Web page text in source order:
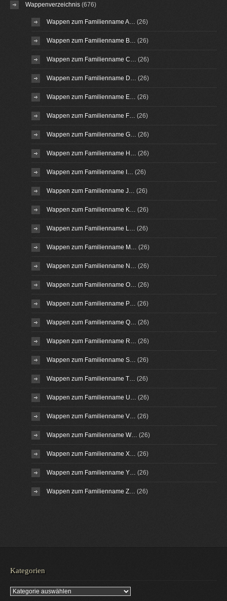
Wappenverzeichnis (676)
Wappen zum Familienname A… (26)
Wappen zum Familienname B… (26)
Wappen zum Familienname C… (26)
Wappen zum Familienname D… (26)
Wappen zum Familienname E… (26)
Wappen zum Familienname F… (26)
Wappen zum Familienname G… (26)
Wappen zum Familienname H… (26)
Wappen zum Familienname I… (26)
Wappen zum Familienname J… (26)
Wappen zum Familienname K… (26)
Wappen zum Familienname L… (26)
Wappen zum Familienname M… (26)
Wappen zum Familienname N… (26)
Wappen zum Familienname O… (26)
Wappen zum Familienname P… (26)
Wappen zum Familienname Q… (26)
Wappen zum Familienname R… (26)
Wappen zum Familienname S… (26)
Wappen zum Familienname T… (26)
Wappen zum Familienname U… (26)
Wappen zum Familienname V… (26)
Wappen zum Familienname W… (26)
Wappen zum Familienname X… (26)
Wappen zum Familienname Y… (26)
Wappen zum Familienname Z… (26)
Kategorien
Kategorien